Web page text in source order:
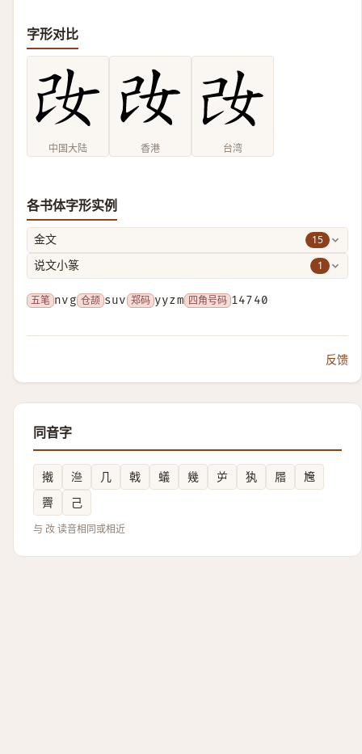
字形对比
中国大陆 香港 台湾
各书体字形实例
金文 15
说文小篆 1
五笔 nvg 仓颉 suv 郑码 yyzm 四角号码 14740
反馈
同音字
撠 㴉 几 戟 蟻 幾 屰 犱 㞛
㞄
䍤
己
与 妀 读音相同或相近